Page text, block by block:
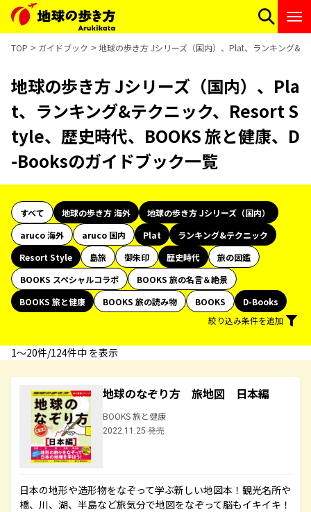
TOP ガイドブック 地球の歩き方 Jシリーズ（国内）、Plat、ランキング&
地球の歩き方 Jシリーズ（国内）、Pla
t、ランキング&テクニック、Resort S
tyle、歴史時代、BOOKS 旅と健康、D
-Booksのガイドブック一覧
すべて 地球の歩き方 海外
地球の歩き方 Jシリーズ（国内）
aruco 海外
aruco 国内 Plat
ランキング&テクニック
Resort Style
島旅 御朱印 歴史時代
旅の図鑑
BOOKS スペシャルコラボ
BOOKS 旅の名言＆絶景
BOOKS 旅と健康
BOOKS 旅の読み物 BOOKS
D-Books
絞り込み条件を追加
1〜20件/124件中 を表示
地球のなぞり方 旅地図 日本編
BOOKS 旅と健康
2022.11.25 発売
日本の地形や造形物をなぞって学ぶ新しい地図本！観光名所や
橋、川、湖、半島など旅気分で地図をなぞって脳もイキイキ！